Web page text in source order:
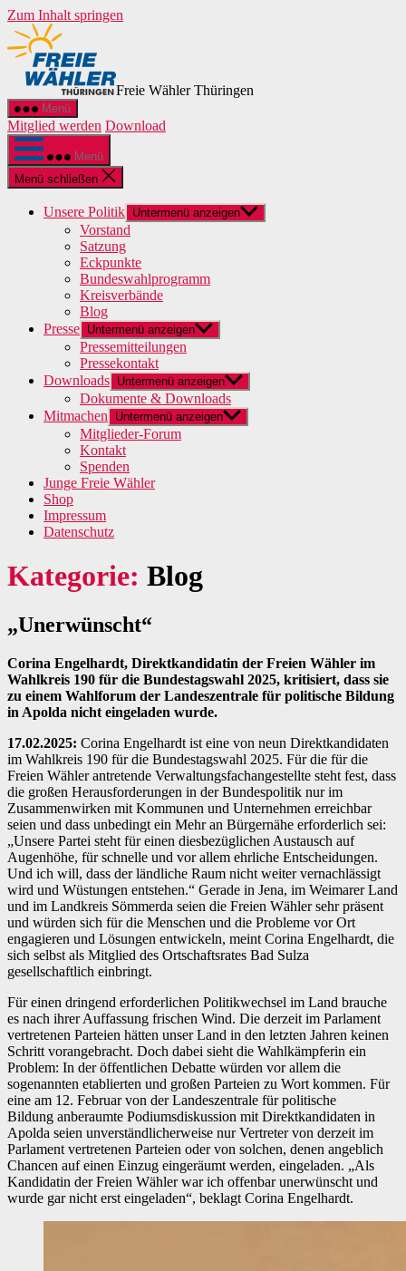
Zum Inhalt springen
Freie Wähler Thüringen
Menü
Mitglied werden Download
Menü
Menü schließen
Unsere Politik Untermenü anzeigen
Vorstand
Satzung
Eckpunkte
Bundeswahlprogramm
Kreisverbände
Blog
Presse Untermenü anzeigen
Pressemitteilungen
Pressekontakt
Downloads Untermenü anzeigen
Dokumente & Downloads
Mitmachen
Untermenü anzeigen
Mitglieder-Forum
Kontakt
Spenden
Junge Freie Wähler
Shop
Impressum
Datenschutz
Kategorie: Blog
„Unerwünscht“
Corina Engelhardt, Direktkandidatin der Freien Wähler im
Wahlkreis 190 für die Bundestagswahl 2025, kritisiert, dass sie
zu einem Wahlforum der Landeszentrale für politische Bildung
in Apolda nicht eingeladen wurde.
17.02.2025: Corina Engelhardt ist eine von neun Direktkandidaten
im Wahlkreis 190 für die Bundestagswahl 2025. Für die für die
Freien Wähler antretende Verwaltungsfachangestellte steht fest, dass
die großen Herausforderungen in der Bundespolitik nur im
Zusammenwirken mit Kommunen und Unternehmen erreichbar
seien und dass unbedingt ein Mehr an Bürgernähe erforderlich sei:
„Unsere Partei steht für einen diesbezüglichen Austausch auf
Augenhöhe, für schnelle und vor allem ehrliche Entscheidungen.
Und ich will, dass der ländliche Raum nicht weiter vernachlässigt
wird und Wüstungen entstehen.“ Gerade in Jena, im Weimarer Land
und im Landkreis Sömmerda seien die Freien Wähler sehr präsent
und würden sich für die Menschen und die Probleme vor Ort
engagieren und Lösungen entwickeln, meint Corina Engelhardt, die
sich selbst als Mitglied des Ortschaftsrates Bad Sulza
gesellschaftlich einbringt.
Für einen dringend erforderlichen Politikwechsel im Land brauche
es nach ihrer Auffassung frischen Wind. Die derzeit im Parlament
vertretenen Parteien hätten unser Land in den letzten Jahren keinen
Schritt vorangebracht. Doch dabei sieht die Wahlkämpferin ein
Problem: In der öffentlichen Debatte würden vor allem die
sogenannten etablierten und großen Parteien zu Wort kommen. Für
eine am 12. Februar von der Landeszentrale für politische
Bildung anberaumte Podiumsdiskussion mit Direktkandidaten in
Apolda seien unverständlicherweise nur Vertreter von derzeit im
Parlament vertretenen Parteien oder von solchen, denen angeblich
Chancen auf einen Einzug eingeräumt werden, eingeladen. „Als
Kandidatin der Freien Wähler war ich offenbar unerwünscht und
wurde gar nicht erst eingeladen“, beklagt Corina Engelhardt.